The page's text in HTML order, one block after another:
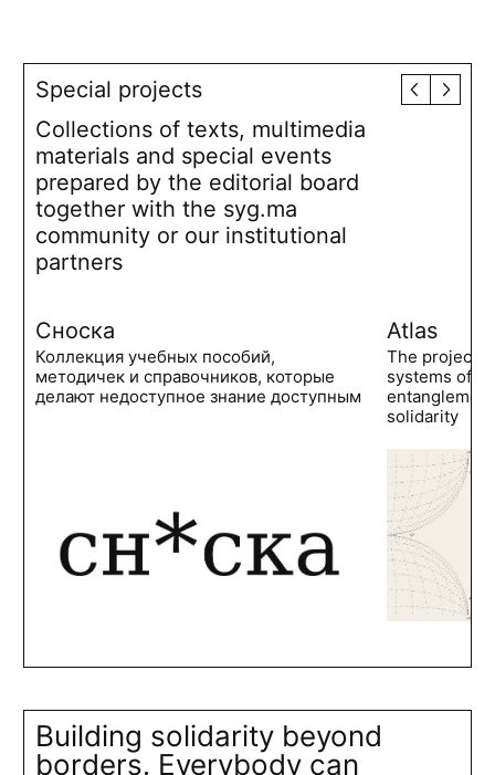
Special projects
Collections of texts, multimedia
materials and special events
prepared by the editorial board
together with the syg.ma
community or our institutional
partners
Сноска
Коллекция учебных пособий,
методичек и справочников, которые
делают недоступное знание доступным
Atlas
The project
systems of
solidarity
Building solidarity beyond
borders. Everybody can